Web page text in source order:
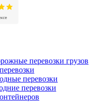
перевозки грузов
перевозки
перевозки